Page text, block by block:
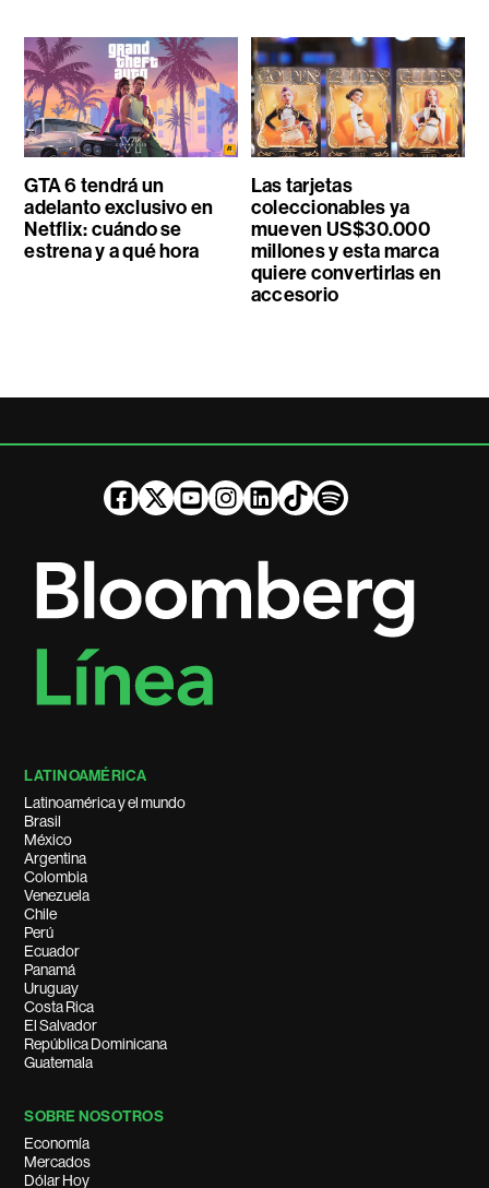
GTA 6 tendrá un
adelanto exclusivo en
Netflix: cuándo se
estrena y a qué hora
Las tarjetas
coleccionables ya
mueven US$30.000
millones y esta marca
quiere convertirlas en
accesorio
LATINOAMÉRICA
Latinoamérica y el mundo
Brasil
México
Argentina
Colombia
Venezuela
Chile
Perú
Ecuador
Panamá
Uruguay
Costa Rica
El Salvador
República Dominicana
Guatemala
SOBRE NOSOTROS
Economía
Mercados
Dólar Hoy